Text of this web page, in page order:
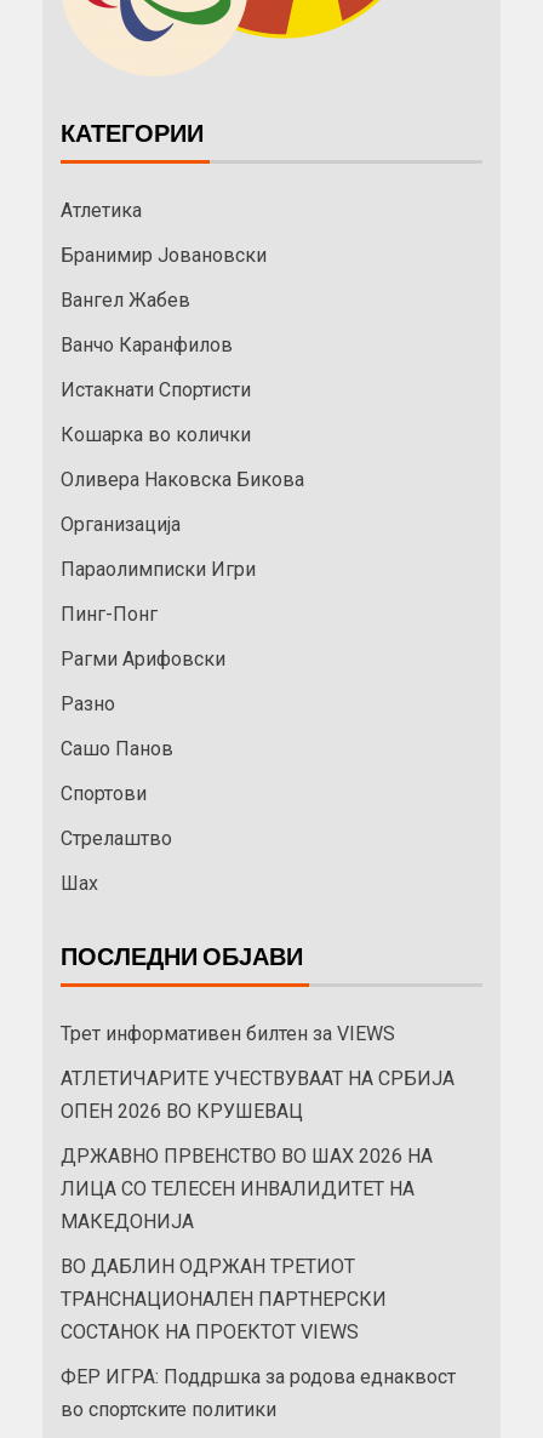
КАТЕГОРИИ
Атлетика
Бранимир Јовановски
Вангел Жабев
Ванчо Каранфилов
Истакнати Спортисти
Кошарка во колички
Оливера Наковска Бикова
Организација
Параолимписки Игри
Пинг-Понг
Рагми Арифовски
Разно
Сашо Панов
Спортови
Стрелаштво
Шах
ПОСЛЕДНИ ОБЈАВИ
Трет информативен билтен за VIEWS
АТЛЕТИЧАРИТЕ УЧЕСТВУВААТ НА СРБИЈА
ОПЕН 2026 ВО КРУШЕВАЦ
ДРЖАВНО ПРВЕНСТВО ВО ШАХ 2026 НА
ЛИЦА СО ТЕЛЕСЕН ИНВАЛИДИТЕТ НА
МАКЕДОНИЈА
ВО ДАБЛИН ОДРЖАН ТРЕТИОТ
ТРАНСНАЦИОНАЛЕН ПАРТНЕРСКИ
СОСТАНОК НА ПРОЕКТОТ VIEWS
ФЕР ИГРА: Поддршка за родова еднаквост
во спортските политики